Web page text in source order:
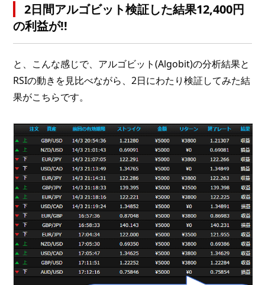
2日間アルゴビット検証した結果12,400円
の利益が!!
と、こんな感じで、アルゴビット(Algobit)の分析結果と
RSIの動きを見比べながら、2日にわたり検証してみた結
果がこちらです。